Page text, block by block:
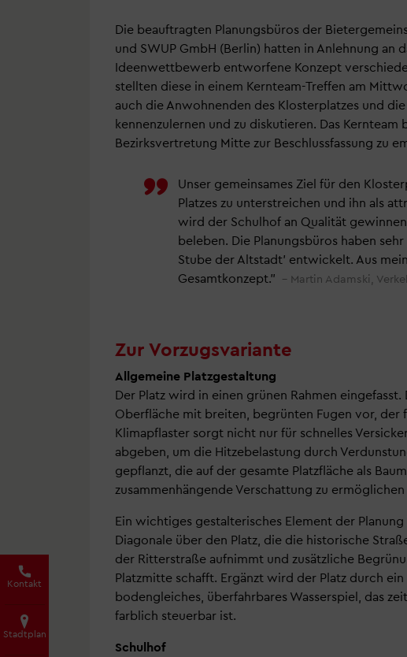
Kontakt
Stadtplan
Die beauftragten Planungsbüros der
und SWUP GmbH (Berlin) hatten in Anlehnung an
Ideenwettbewerb entworfene Konzept
stellten diese in einem Kernteam-Treffen am
auch die Anwohnenden des Klosterplatzes und
kennenzulernen und zu diskutieren. Das
Bezirksvertretung Mitte zur Beschlussfassung zu
Unser gemeinsames Ziel für den
Platzes zu unterstreichen und ihn als
wird der Schulhof an Qualität
beleben. Die Planungsbüros haben
Stube der Altstadt' entwickelt. Aus
Gesamtkonzept.
Martin Adamski,
Zur Vorzugsvariante
Allgemeine Platzgestaltung
Der Platz wird in einen grünen Rahmen
Oberfläche mit breiten, begrünten Fugen vor, der
Klimapflaster sorgt nicht nur für schnelles
abgeben, um die Hitzebelastung durch
gepflanzt, die auf der gesamte Platzfläche als
zusammenhängende Verschattung zu
Ein wichtiges gestalterisches Element der Planung
Diagonale über den Platz, die die historische
der Ritterstraße aufnimmt und zusätzliche
Platzmitte schafft. Ergänzt wird der Platz durch ein
bodengleiches, überfahrbares Wasserspiel, das
farblich steuerbar ist.
Schulhof